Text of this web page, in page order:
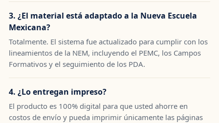
3. ¿El material está adaptado a la Nueva Escuela
Mexicana?
Totalmente. El sistema fue actualizado para cumplir con los
lineamientos de la NEM, incluyendo el PEMC, los Campos
Formativos y el seguimiento de los PDA.
4. ¿Lo entregan impreso?
El producto es 100% digital para que usted ahorre en
costos de envío y pueda imprimir únicamente las páginas